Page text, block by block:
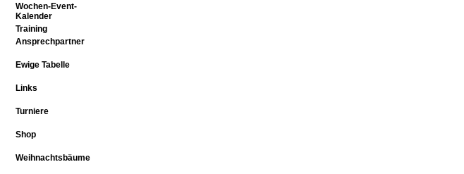
Wochen-Event-
Kalender
Training
Ansprechpartner
Ewige Tabelle
Links
Turniere
Shop
Weihnachtsbäume